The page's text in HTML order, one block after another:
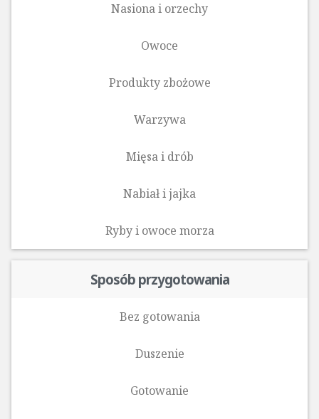
Nasiona i orzechy
Owoce
Produkty zbożowe
Warzywa
Mięsa i drób
Nabiał i jajka
Ryby i owoce morza‎
Sposób przygotowania
Bez gotowania
Duszenie
Gotowanie